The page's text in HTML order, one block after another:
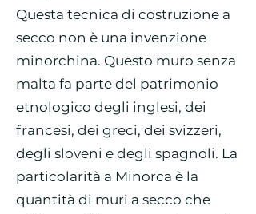
Questa tecnica di costruzione a
secco non è una invenzione
minorchina. Questo muro senza
malta fa parte del patrimonio
etnologico degli inglesi, dei
francesi, dei greci, dei svizzeri,
degli sloveni e degli spagnoli. La
particolarità a Minorca è la
quantità di muri a secco che